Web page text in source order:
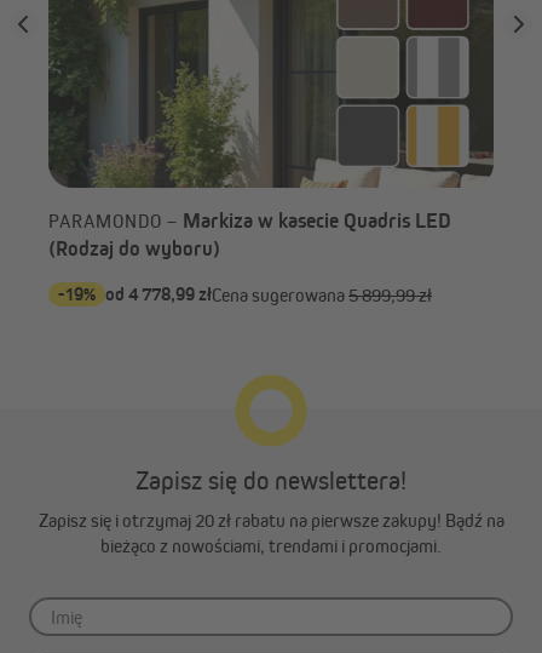
W zestawie korba awaryjna
umożliwia wysuwanie i
zwijanie markizy w przypadku
Zaokrąglony przód
design z intensywnymi
Nastrojowe wieczory z oświetleniem LED
PARAMONDO – Markiza w kasecie Quadris LED
(Rodzaj do wyboru)
-19% od 4 778,99 złCena sugerowana5 899,99 zł
Zapisz się do newslettera!
Zapisz się i otrzymaj 20 zł rabatu na pierwsze zakupy! Bądź na
bieżąco z nowościami, trendami i promocjami.